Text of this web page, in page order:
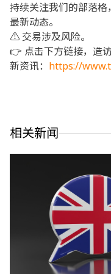
持续关注我们的部落
最新动态。
⚠️ 交易涉及风险。
👉 点击下方链接，造
新资讯： https://
相关新闻